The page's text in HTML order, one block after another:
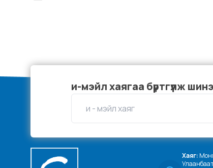
и-мэйл хаягаа бүртгүүлж
Хаяг: